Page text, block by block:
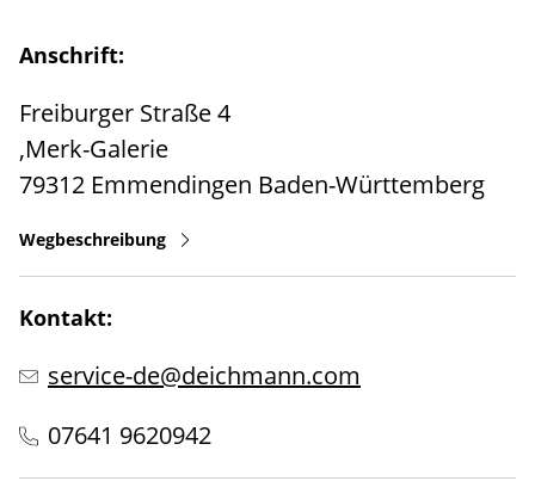
Anschrift:
Freiburger Straße 4
,Merk-Galerie
79312 Emmendingen Baden-Württemberg
Wegbeschreibung
Kontakt:
service-de@deichmann.com
07641 9620942